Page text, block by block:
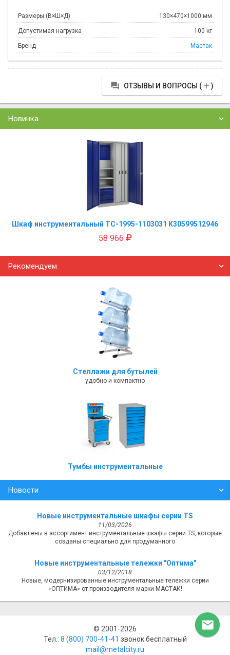
Размеры (В×Ш×Д) 130×470×1000 мм
Допустимая нагрузка 100 кг
Бренд Мастак
 ОТЗЫВЫ И ВОПРОСЫ ()
Новинка
Шкаф инструментальный TC-1995-1103031 К30599512946
58 966
Рекомендуем
Стеллажи для бутылей
удобно и компактно
Тумбы инструментальные
Новости
Новые инструментальные шкафы серии TS
11/03/2026
Добавлены в ассортимент инструментальные шкафы серии TS, которые
созданы специально для продуманного
Новые инструментальные тележки "Оптима"
03/12/2018
Новые, модернизированные инструментальные тележки серии
«ОПТИМА» от производителя марки МАСТАК!
© 2001-2026
Тел.: 8 (800) ‎700-41-41 звонок бесплатный
mail@metalcity.ru
